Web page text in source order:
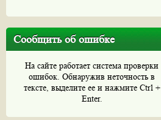
Сообщить об ошибке
На сайте работает система проверки
ошибок. Обнаружив неточность в
тексте, выделите ее и нажмите Ctrl +
Enter.